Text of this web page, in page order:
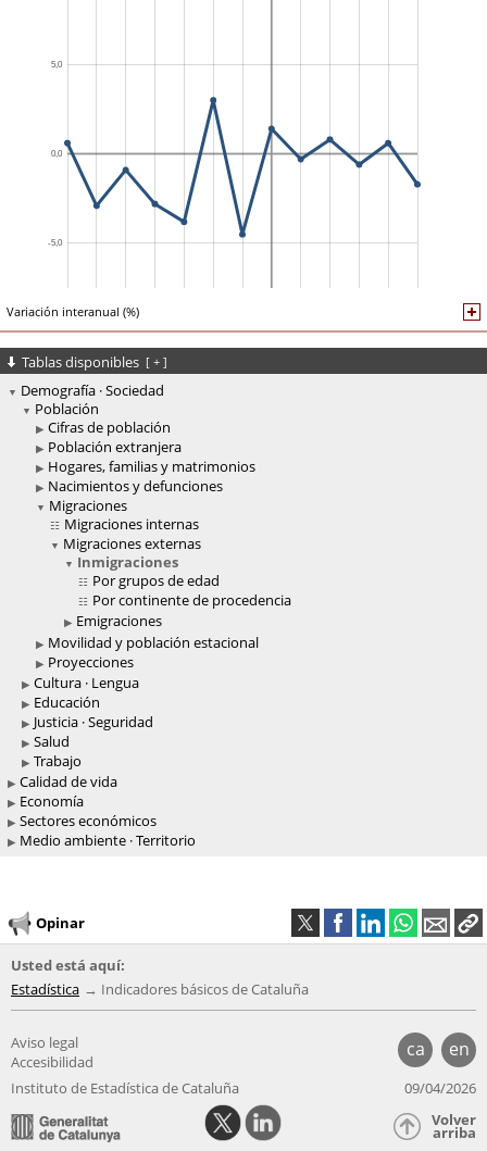
Variación interanual (%)
Tablas disponibles [ + ]
Demografía · Sociedad
Población
Cifras de población
Población extranjera
Hogares, familias y matrimonios
Nacimientos y defunciones
Migraciones
Migraciones internas
Migraciones externas
Inmigraciones
Por grupos de edad
Por continente de procedencia
Emigraciones
Movilidad y población estacional
Proyecciones
Cultura · Lengua
Educación
Justicia · Seguridad
Salud
Trabajo
Calidad de vida
Economía
Sectores económicos
Medio ambiente · Territorio
Opinar
Usted está aquí:
Estadística
Indicadores básicos de Cataluña
ca en
Aviso legal
Accesibilidad
Instituto de Estadística de Cataluña
09/04/2026
Volver
arriba